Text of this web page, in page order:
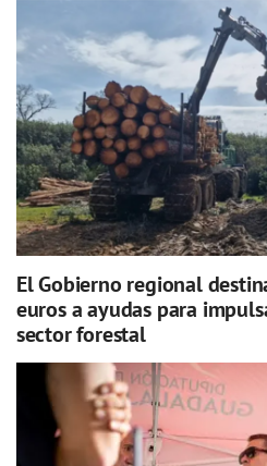
El Gobierno regional
euros a ayudas para
sector forestal